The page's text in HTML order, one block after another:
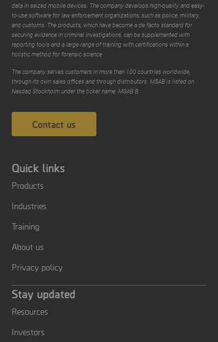
data in seized mobile devices. The company develops high-quality and easy-
to-use software for law enforcement organizations, such as police, military,
and customs. The products, which have become a de facto standard for
securing evidence in criminal investigations, can be supplemented with
reporting tools and a large range of training with certifications within a
holistic method for forensic science.
The company serves customers in more than 100 countries worldwide,
through its own sales offices and through distributors. MSAB is listed on
Nasdaq Stockholm under the ticker name: MSAB B.
Contact us
Quick links
Products
Industries
Training
About us
Privacy policy
Stay updated
Resources
Investors